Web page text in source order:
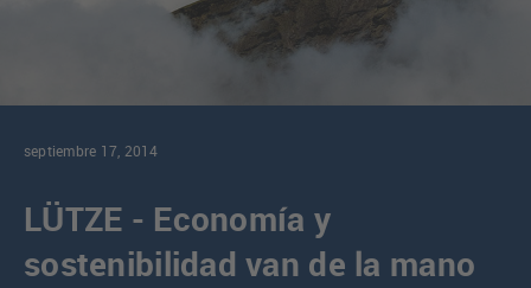
septiembre 17, 2014
LÜTZE - Economía y
sostenibilidad van de la mano